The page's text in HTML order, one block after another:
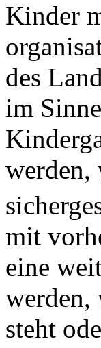
Kinder
des
im
werden,
mit
eine
werden,
steht